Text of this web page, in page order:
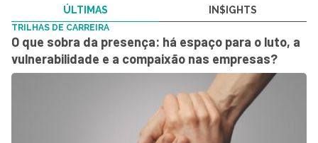
ÚLTIMAS IN$IGHTS
TRILHAS DE CARREIRA
O que sobra da presença: há espaço para o luto, a
vulnerabilidade e a compaixão nas empresas?